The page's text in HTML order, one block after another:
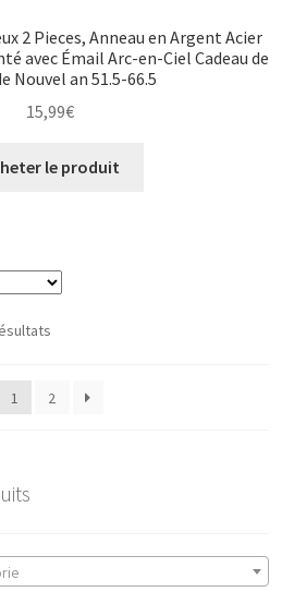
2 Pieces, Anneau en Argent Acier
avec Émail Arc-en-Ciel Cadeau de
Nouvel an 51.5-66.5
15,99€
le produit
1 2